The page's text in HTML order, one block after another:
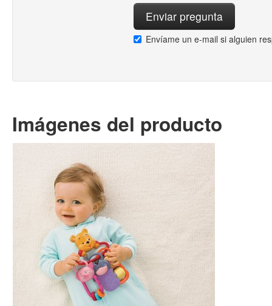
Envíame un e-mail si alguien
Imágenes del producto